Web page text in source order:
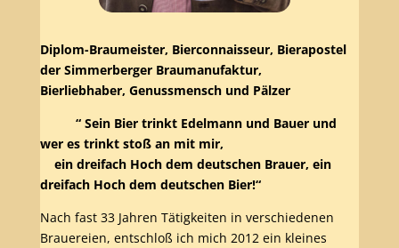
Diplom-Braumeister, Bierconnaisseur, Bierapostel
der Simmerberger Braumanufaktur,
Bierliebhaber, Genussmensch und Pälzer
“ Sein Bier trinkt Edelmann und Bauer und
wer es trinkt stoß an mit mir,
ein dreifach Hoch dem deutschen Brauer, ein
dreifach Hoch dem deutschen Bier!“
Nach fast 33 Jahren Tätigkeiten in verschiedenen
Brauereien, entschloß ich mich 2012 ein kleines